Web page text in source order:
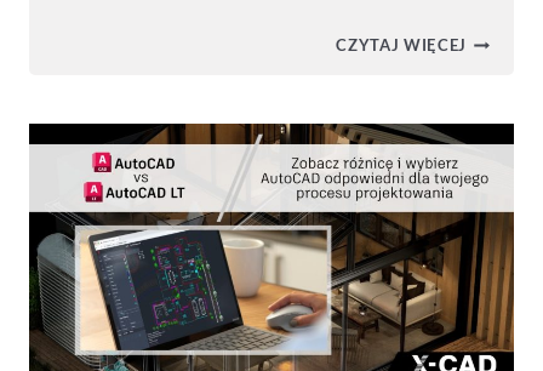
CZYTAJ WIĘCEJ
ZMIANY
W
WERSJI